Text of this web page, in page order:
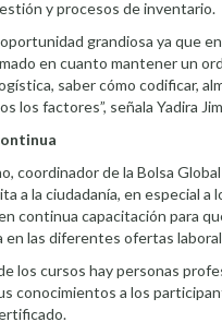
y procesos de inventario.
oportunidad grandiosa ya que
en cuanto mantener un
saber cómo codificar,
los factores”, señala Yadira
coordinador de la Bolsa
a la ciudadanía, en especial a
continua capacitación para
en las diferentes ofertas
los cursos hay personas
conocimientos a los